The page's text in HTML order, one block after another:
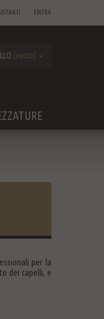
ENTRA
(vuoto)
per la
dei capelli, e